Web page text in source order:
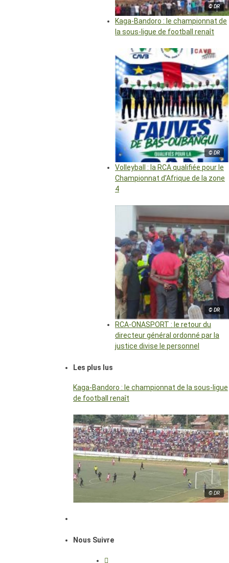
© DR
Kaga-Bandoro : le championnat de
la sous-ligue de football renaît
© DR
Volleyball : la RCA qualifiée pour le
Championnat d’Afrique de la zone
4
© DR
RCA-ONASPORT : le retour du
directeur général ordonné par la
justice divise le personnel
Les plus lus
Kaga-Bandoro : le championnat de la sous-ligue
de football renaît
© DR
Nous Suivre